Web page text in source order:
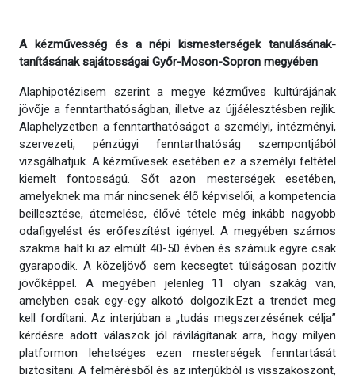
A kézművesség és a népi kismesterségek tanulásának-
tanításának sajátosságai Győr-Moson-Sopron megyében
Alaphipotézisem szerint a megye kézműves kultúrájának
jövője a fenntarthatóságban, illetve az újjáélesztésben rejlik.
Alaphelyzetben a fenntarthatóságot a személyi, intézményi,
szervezeti, pénzügyi fenntarthatóság szempontjából
vizsgálhatjuk. A kézművesek esetében ez a személyi feltétel
kiemelt fontosságú. Sőt azon mesterségek esetében,
amelyeknek ma már nincsenek élő képviselői, a kompetencia
beillesztése, átemelése, élővé tétele még inkább nagyobb
odafigyelést és erőfeszítést igényel. A megyében számos
szakma halt ki az elmúlt 40-50 évben és számuk egyre csak
gyarapodik. A közeljövő sem kecsegtet túlságosan pozitív
jövőképpel. A megyében jelenleg 11 olyan szakág van,
amelyben csak egy-egy alkotó dolgozik.Ezt a trendet meg
kell fordítani. Az interjúban a „tudás megszerzésének célja”
kérdésre adott válaszok jól rávilágítanak arra, hogy milyen
platformon lehetséges ezen mesterségek fenntartását
biztosítani. A felmérésből és az interjúkból is visszaköszönt,